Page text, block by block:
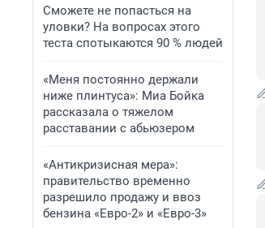
Сможете не попасться на
уловки? На вопросах этого
теста спотыкаются 90 % людей
«Меня постоянно держали
ниже плинтуса»: Миа Бойка
рассказала о тяжелом
расставании с абьюзером
«Антикризисная мера»:
правительство временно
разрешило продажу и ввоз
бензина «Евро-2» и «Евро-3»